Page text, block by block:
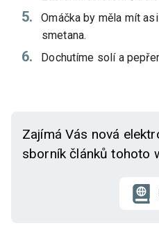
Omáčka by měla mít
smetana.
Dochutíme solí a
Zajímá Vás nová
sborník článků tohoto